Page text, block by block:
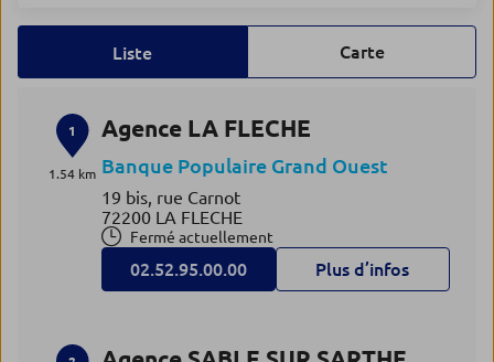
Liste Carte
1
1.54 km
Agence LA FLECHE
Banque Populaire Grand Ouest
19 bis, rue Carnot
72200 LA FLECHE
Fermé actuellement
02.52.95.00.00 Plus d’infos